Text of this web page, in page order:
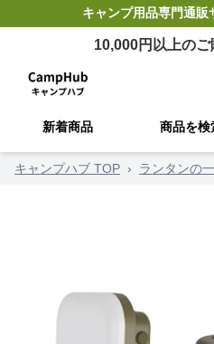
キャンプ用品専門通販
10,000円以上のご
新着商品 商品を検
キャンプハブ TOP › ランタンの